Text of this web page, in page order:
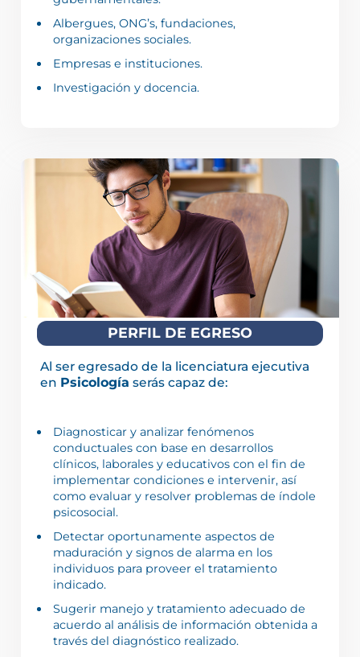
Albergues, ONG’s, fundaciones,
organizaciones sociales.
Empresas e instituciones.
Investigación y docencia.
PERFIL DE EGRESO
Al ser egresado de la licenciatura ejecutiva
en Psicología serás capaz de:
Diagnosticar y analizar fenómenos
conductuales con base en desarrollos
clínicos, laborales y educativos con el fin de
implementar condiciones e intervenir, así
como evaluar y resolver problemas de índole
psicosocial.
Detectar oportunamente aspectos de
maduración y signos de alarma en los
individuos para proveer el tratamiento
indicado.
Sugerir manejo y tratamiento adecuado de
acuerdo al análisis de información obtenida a
través del diagnóstico realizado.